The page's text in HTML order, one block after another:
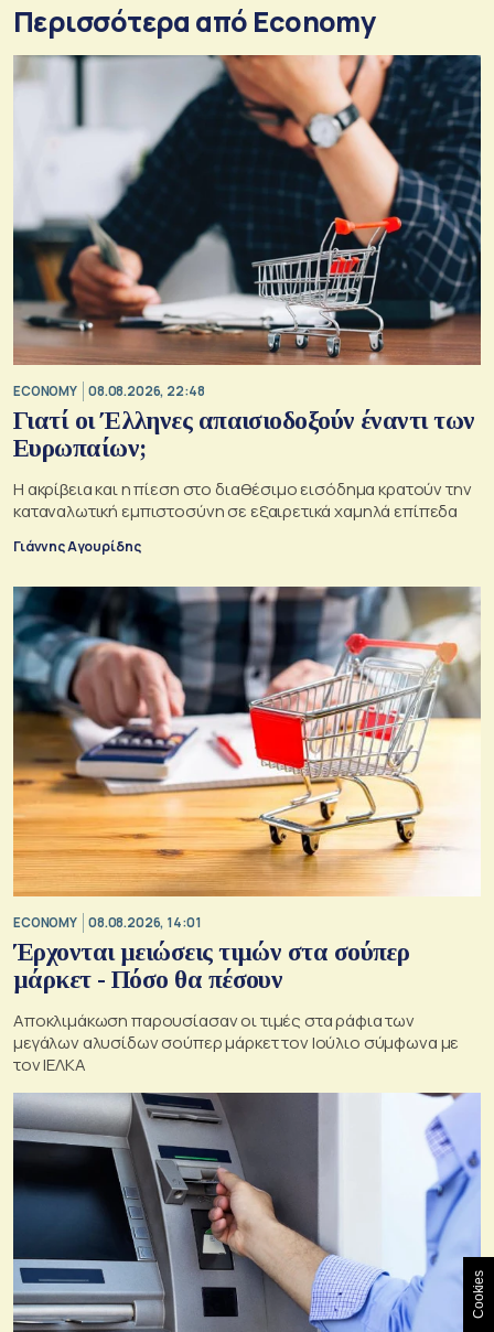
Περισσότερα από Economy
ECONOMY 08.08.2026, 22:48
Γιατί οι Έλληνες απαισιοδοξούν έναντι των
Ευρωπαίων;
Η ακρίβεια και η πίεση στο διαθέσιμο εισόδημα κρατούν την
καταναλωτική εμπιστοσύνη σε εξαιρετικά χαμηλά επίπεδα
Γιάννης Αγουρίδης
ECONOMY 08.08.2026, 14:01
Έρχονται μειώσεις τιμών στα σούπερ
μάρκετ - Πόσο θα πέσουν
Αποκλιμάκωση παρουσίασαν οι τιμές στα ράφια των
μεγάλων αλυσίδων σούπερ μάρκετ τον Ιούλιο σύμφωνα με
τον ΙΕΛΚΑ
Cookies